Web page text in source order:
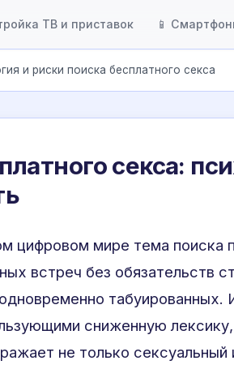
ТВ и приставок 📱
и риски поиска бесплатного секса
секса:
цифровом мире тема поиска
встреч без обязательств
табуированных.
сниженную
не только